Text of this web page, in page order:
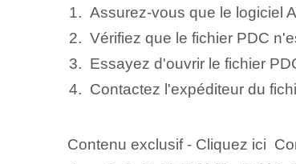
Assurez-vous que le logiciel
Vérifiez que le fichier PDC
Essayez d'ouvrir le fichier
Contactez l'expéditeur du
Contenu exclusif - Cliquez ici